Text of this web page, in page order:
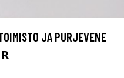
JA PURJEVENE